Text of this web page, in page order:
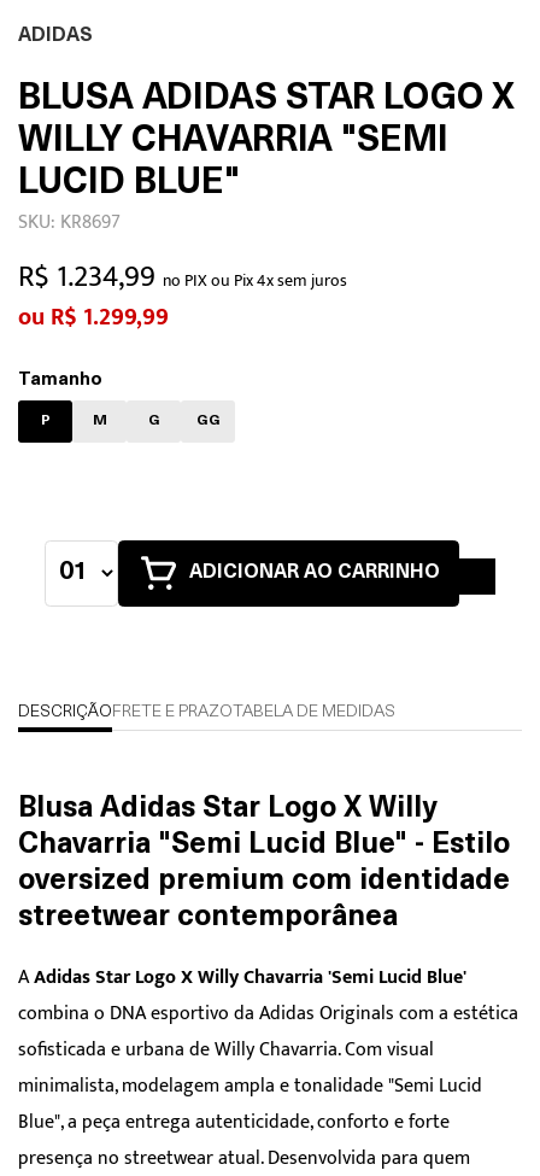
ADIDAS
BLUSA ADIDAS STAR LOGO X
WILLY CHAVARRIA "SEMI
LUCID BLUE"
SKU: KR8697
R$ 1.234,99 no PIX ou Pix 4x sem juros
R$ 1.299,99
Tamanho
P M G GG
ADICIONAR AO CARRINHO
DESCRIÇÃO FRETE E PRAZOTABELA DE MEDIDAS
Blusa Adidas Star Logo X Willy
Chavarria "Semi Lucid Blue" - Estilo
oversized premium com identidade
streetwear contemporânea
AAdidas Star Logo X Willy Chavarria 'Semi Lucid Blue'
combina o DNA esportivo da Adidas Originals com a estética
sofisticada e urbana de Willy Chavarria. Com visual
minimalista, modelagem ampla e tonalidade "Semi Lucid
Blue", a peça entrega autenticidade, conforto e forte
presença no streetwear atual. Desenvolvida para quem